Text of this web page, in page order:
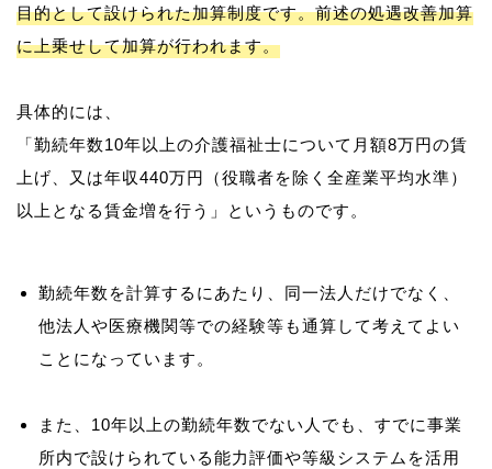
目的として設けられた加算制度です。前述の処遇改善加算
に上乗せして加算が行われます。
具体的には、
「勤続年数10年以上の介護福祉士について月額8万円の賃
上げ、又は年収440万円（役職者を除く全産業平均水準）
勤続年数を計算するにあたり、同一法人だけでなく、
他法人や医療機関等での経験等も通算して考えてよい
ことになっています。
また、10年以上の勤続年数でない人でも、すでに事業
所内で設けられている能力評価や等級システムを活用